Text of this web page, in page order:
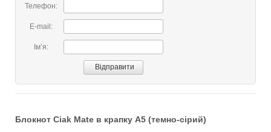
Телефон:
E-mail:
Імʼя:
Блокнот Ciak Mate в крапку А5 (темно-сірий)